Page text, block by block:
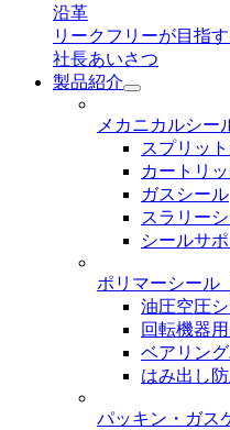
沿革
リークフリーが目指
社長あいさつ
製品紹介
メカニカルシー
スプリッ
カートリ
ガスシール
スラリー
シールサ
ポリマーシール
油圧空圧
回転機器
ベアリン
はみ出し
パッキン・ガス